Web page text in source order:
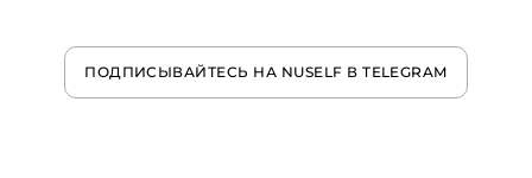
ПОДПИСЫВАЙТЕСЬ НА NUSELF В TELEGRAM